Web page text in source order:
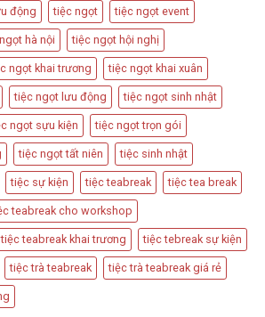
Trọng
động tiệc ngọt tiệc ngọt event
hà nội tiệc ngọt hội nghị
ngọt khai trương tiệc ngọt khai xuân
tiệc ngọt lưu động tiệc ngọt sinh nhật
ngọt sựu kiện tiệc ngọt trọn gói
tiệc ngọt tất niên tiệc sinh nhật
tiệc sự kiện tiệc teabreak tiệc tea break
teabreak cho workshop
tiệc teabreak khai trương tiệc tebreak sự kiện
tiệc trà teabreak tiệc trà teabreak giá rẻ